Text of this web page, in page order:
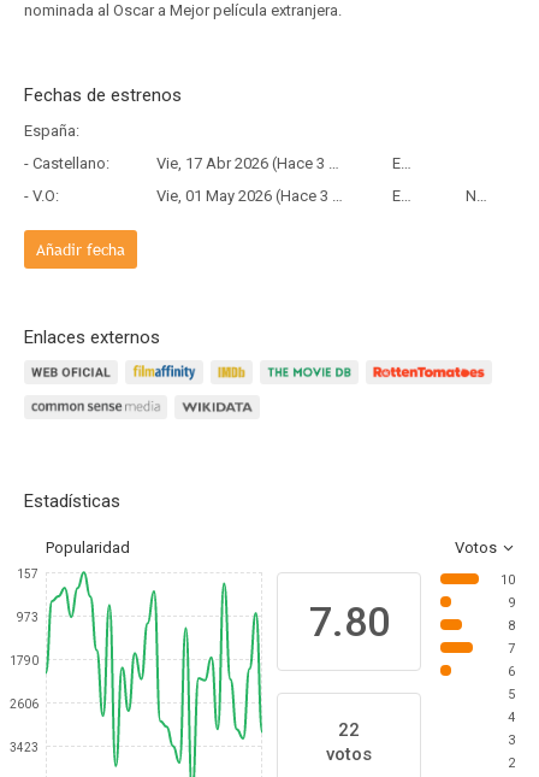
nominada al Oscar a Mejor película extranjera.
Fechas de estrenos
España:
- Castellano:
Vie, 17 Abr 2026 (Hace 3 meses y 20 días)
Estreno
- V.O:
Vie, 01 May 2026 (Hace 3 meses y 6 días) Estreno Netflix
Añadir fecha
Enlaces externos
Estadísticas
Popularidad Votos
157
973
1790
2606
3423
7.80
22
votos
10
9
8
7
6
5
4
3
2